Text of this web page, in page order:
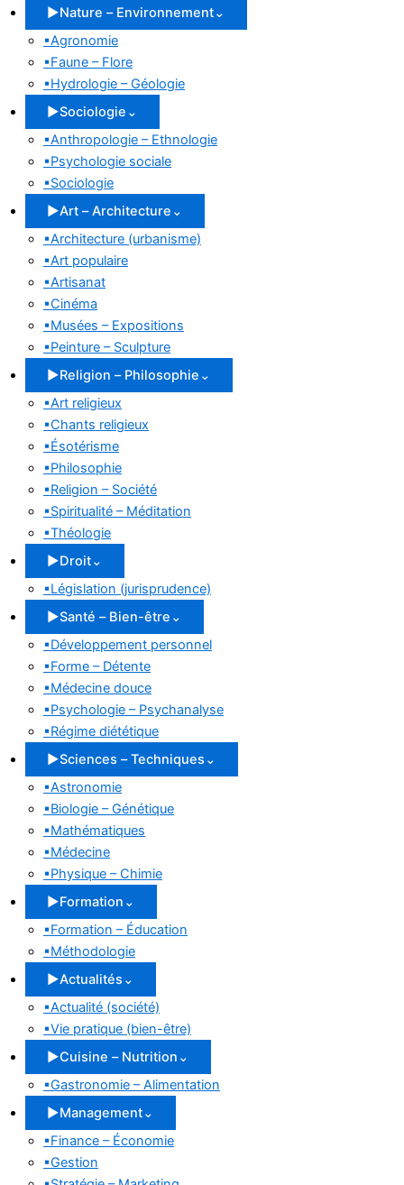
▶Nature – Environnement⌄
▪Agronomie
▪Faune – Flore
▪Hydrologie – Géologie
▶Sociologie ⌄
▪Anthropologie – Ethnologie
▪Psychologie sociale
▪Sociologie
▶Art – Architecture ⌄
▪Architecture (urbanisme)
▪Art populaire
▪Artisanat
▪Cinéma
▪Musées – Expositions
▪Peinture – Sculpture
▶Religion – Philosophie ⌄
▪Art religieux
▪Chants religieux
▪Ésotérisme
▪Philosophie
▪Religion – Société
▪Spiritualité – Méditation
▪Théologie
▶Droit⌄
▪Législation (jurisprudence)
▶Santé – Bien-être ⌄
▪Développement personnel
▪Forme – Détente
▪Médecine douce
▪Psychologie – Psychanalyse
▪Régime diététique
▶Sciences – Techniques ⌄
▪Astronomie
▪Biologie – Génétique
▪Mathématiques
▪Médecine
▪Physique – Chimie
▶Formation ⌄
▪Formation – Éducation
▪Méthodologie
▶Actualités ⌄
▪Actualité (société)
▪Vie pratique (bien-être)
▶Cuisine – Nutrition ⌄
▪Gastronomie – Alimentation
▶Management⌄
▪Finance – Économie
▪Gestion